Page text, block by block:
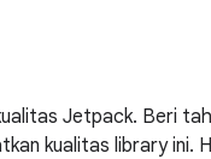
Jetpack. Beri
kualitas library ini.